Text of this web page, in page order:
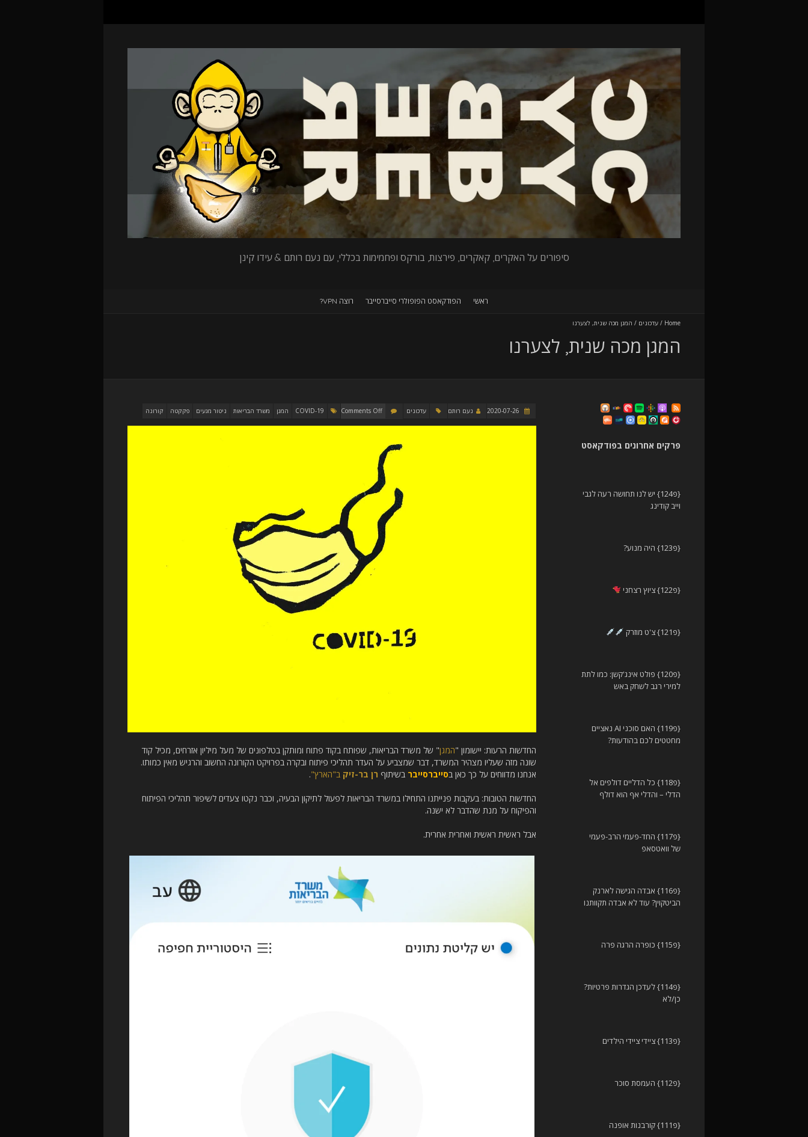
סיפורים על האקרים, קאקרים, פירצות, בורקס ופחמימות בכללי, עם נעם רותם & עידו קינן
ראשי הפודקאסט הפופולרי סייברסייבר רוצה VPN?
Home
/ עדכונים / המגן מכה שנית, לצערנו
המגן מכה שנית, לצערנו
נעם רותם עדכונים Comments Off
COVID-19 המגן משרד הבריאות ניטור מגעים פקקטה קורונה
החדשות הרעות: יישומון "המגן" של משרד הבריאות, שפותח בקוד פתוח ומותקן בטלפונים של מעל מיליון אזרחים, מכיל קוד
שונה מזה שעליו מצהיר המשרד, דבר שמצביע על העדר תהליכי פיתוח ובקרה בפרויקט הקורונה החשוב והרגיש מאין כמותו.
אנחנו מדווחים על כך כאן בסייברסייבר בשיתוף רן בר-זיק ב"הארץ".
החדשות הטובות: בעקבות פנייתנו התחילו במשרד הבריאות לפעול לתיקון הבעיה, וכבר נקטו צעדים לשיפור תהליכי הפיתוח
והפיקוח על מנת שהדבר לא ישנה.
אבל ראשית ראשית ואחרית אחרית.
פרקים אחרונים בפודקאסט
{פ124} יש לנו תחושה רעה לגבי
וייב קודינג
{פ123} היה מנוע?
{פ122} ציוץ רצחני
{פ121} צ'ט מוזרק
{פ120} פולט אינג'קשן: כמו לתת
למירי רגב לשחק באש
{פ119} האם סוכני AI נאציים
מחטטים לכם בהודעות?
{פ118} כל הדליים דולפים אל
הדלי – והדלי אף הוא דולף
{פ117} החד-פעמי הרב-פעמי
של וואטסאפ
{פ116} אבדה הגישה לארנק
הביטקוין? עוד לא אבדה תקוותנו
{פ115} כופרה הרגה פרה
{פ114} לעדכן הגדרות פרטיות?
כן/לא
{פ113} ציידי ציידי הילדים
{פ112} העמסת סוכר
{פ111} קורבנות אופנה